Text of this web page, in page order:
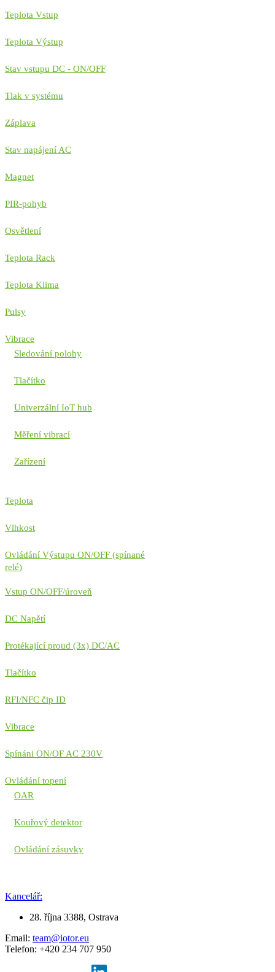
Teplota Vstup
Teplota Výstup
Stav vstupu DC - ON/OFF
Tlak v systému
Záplava
Stav napájení AC
Magnet
PIR-pohyb
Osvětlení
Teplota Rack
Teplota Klima
Pulsy
Vibrace
Sledování polohy
Tlačítko
Univerzální IoT hub
Měření vibrací
Zařízení
Teplota
Vlhkost
Ovládání Výstupu ON/OFF (spínané
relé)
Vstup ON/OFF/úroveň
DC Napětí
Protékající proud (3x) DC/AC
Tlačítko
RFI/NFC čip ID
Vibrace
Spínáni ON/OF AC 230V
Ovládání topení
OAR
Kouřový detektor
Ovládání zásuvky
Kancelář:
28. října 3388, Ostrava
Email: team@iotor.eu
Telefon: +420 234 707 950